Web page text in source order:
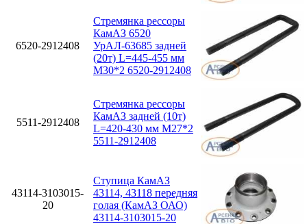
6520-2912408
Стремянка рессоры
КамАЗ 6520
УрАЛ-63685 задней
(20т) L=445-455 мм
М30*2 6520-2912408
5511-2912408
Стремянка рессоры
КамАЗ задней (10т)
L=420-430 мм М27*2
5511-2912408
43114-3103015-
20
Ступица КамАЗ
43114, 43118 передняя
голая (КамАЗ ОАО)
43114-3103015-20